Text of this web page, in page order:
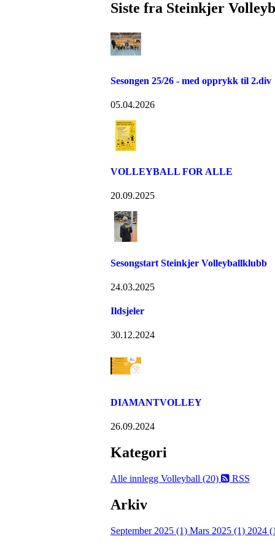
Siste fra Steinkjer
Sesongen 25/26 - med opprykk til 2.div
05.04.2026
VOLLEYBALL FOR ALLE
20.09.2025
Sesongstart Steinkjer Volleyballklubb
24.03.2025
Ildsjeler
30.12.2024
DIAMANTVOLLEY
26.09.2024
Kategori
Alle innlegg Volleyball (20) RSS
Arkiv
September 2025 (1) Mars 2025 (1) 2024